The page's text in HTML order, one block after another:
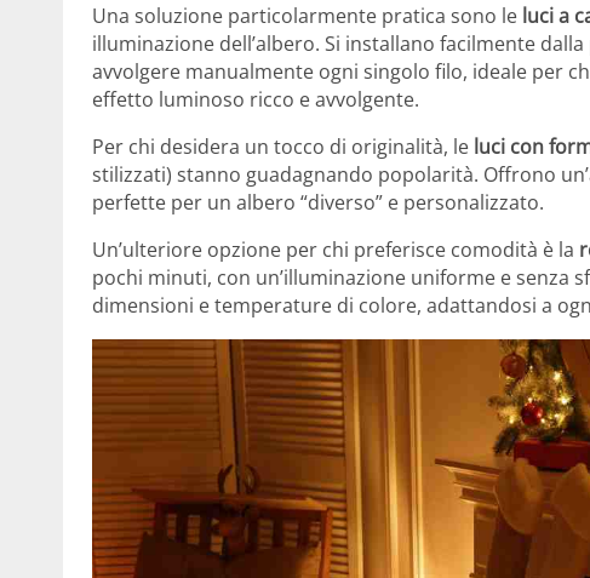
Una soluzione particolarmente pratica sono le luci a
illuminazione dell’albero. Si installano facilmente
avvolgere manualmente ogni singolo filo, ideale per
effetto luminoso ricco e avvolgente.
Per chi desidera un tocco di originalità, le luci con
stilizzati) stanno guadagnando popolarità. Offrono
perfette per un albero “diverso” e personalizzato.
Un’ulteriore opzione per chi preferisce comodità è la
pochi minuti, con un’illuminazione uniforme e senza
dimensioni e temperature di colore, adattandosi a